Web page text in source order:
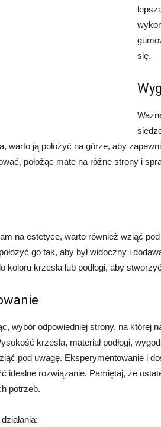
się.
warto ją położyć na górze, aby
położąc mate na różne strony i
na estetyce, warto również wziąć
go tak, aby był widoczny i
koloru krzesła lub podłogi, aby
wybór odpowiedniej strony, na której
krzesła, materiał podłogi,
pod uwagę. Eksperymentowanie i
idealne rozwiązanie. Pamiętaj, że
potrzeb.